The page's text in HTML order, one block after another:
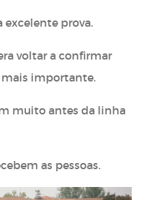
excelente prova.
voltar a confirmar
mais importante.
muito antes da linha
as pessoas.